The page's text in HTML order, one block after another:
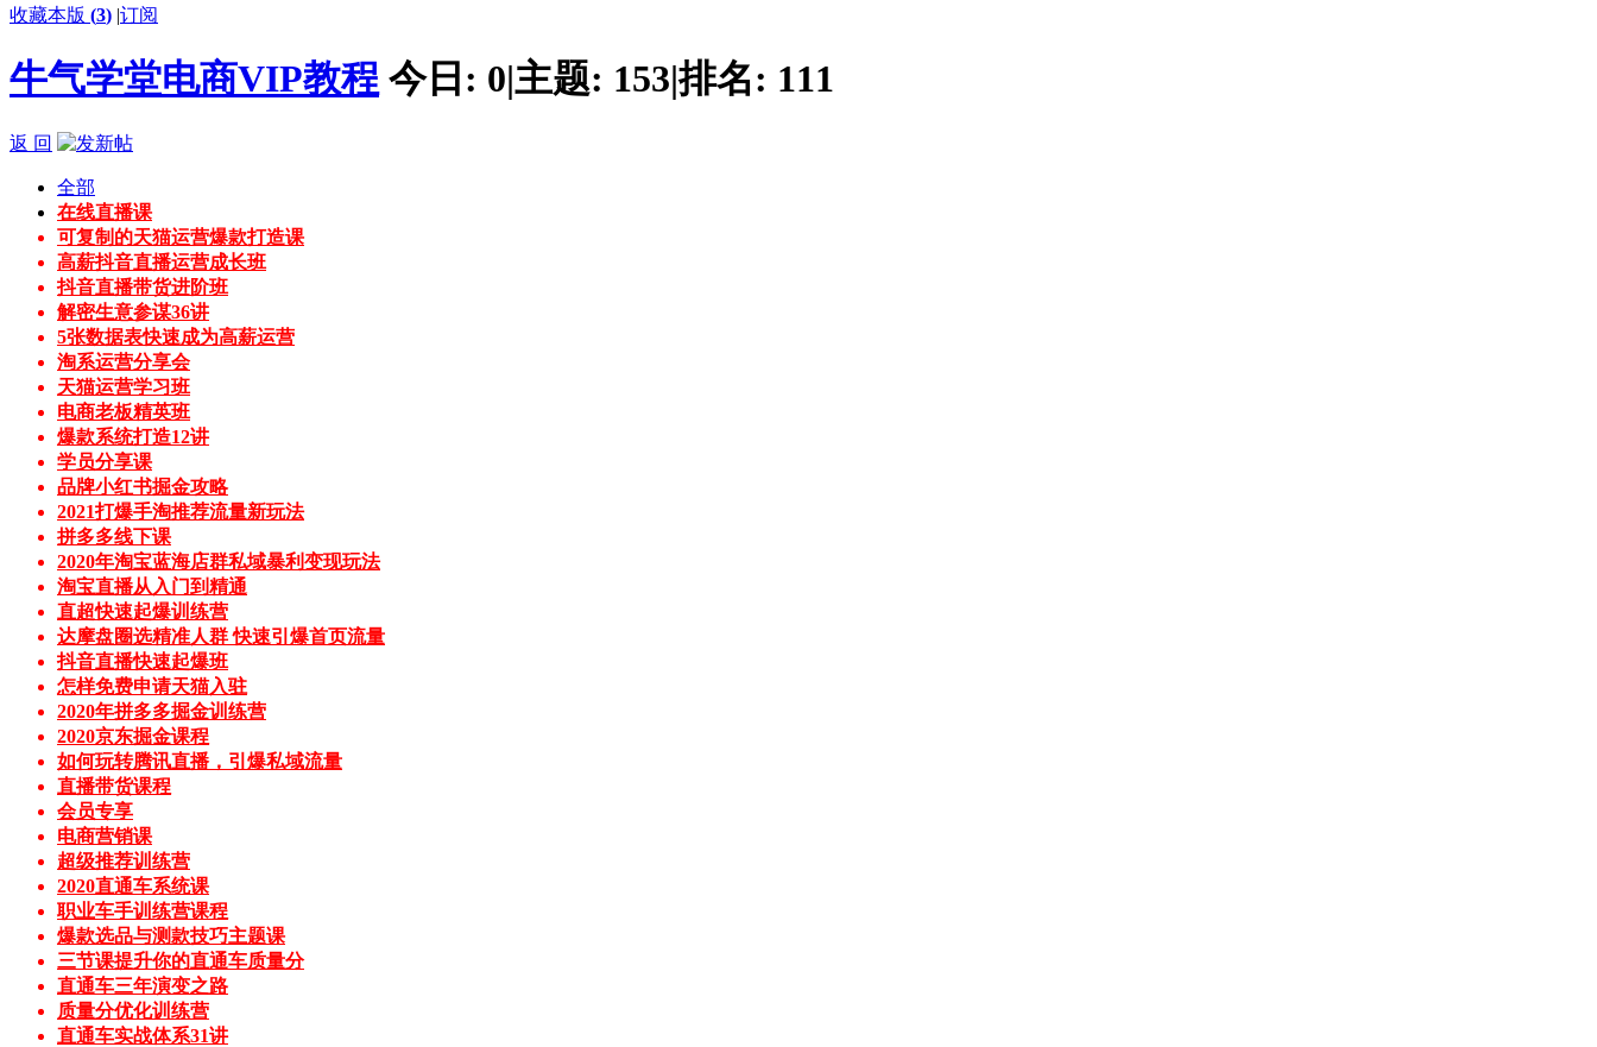
收藏本版 (3) |订阅
牛气学堂电商VIP教程 今日: 0|主题: 153|排名: 111
返 回
全部
在线直播课
可复制的天猫运营爆款打造课
高薪抖音直播运营成长班
抖音直播带货进阶班
解密生意参谋36讲
5张数据表快速成为高薪运营
淘系运营分享会
天猫运营学习班
电商老板精英班
爆款系统打造12讲
学员分享课
品牌小红书掘金攻略
2021打爆手淘推荐流量新玩法
拼多多线下课
2020年淘宝蓝海店群私域暴利变现玩法
淘宝直播从入门到精通
直超快速起爆训练营
达摩盘圈选精准人群 快速引爆首页流量
抖音直播快速起爆班
怎样免费申请天猫入驻
2020年拼多多掘金训练营
2020京东掘金课程
如何玩转腾讯直播，引爆私域流量
直播带货课程
会员专享
电商营销课
超级推荐训练营
2020直通车系统课
职业车手训练营课程
爆款选品与测款技巧主题课
三节课提升你的直通车质量分
直通车三年演变之路
质量分优化训练营
直通车实战体系31讲